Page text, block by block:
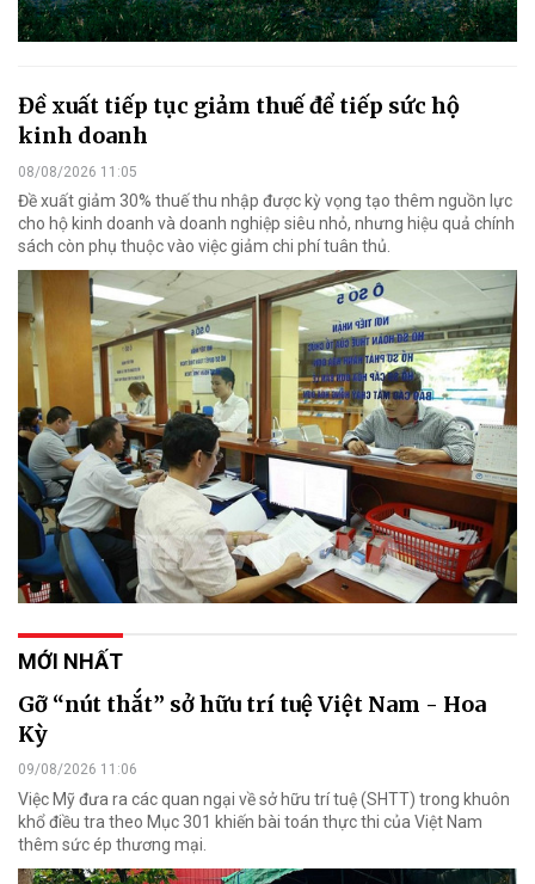
Đề xuất tiếp tục giảm thuế để tiếp sức hộ
kinh doanh
08/08/2026 11:05
Đề xuất giảm 30% thuế thu nhập được kỳ vọng tạo thêm nguồn lực
cho hộ kinh doanh và doanh nghiệp siêu nhỏ, nhưng hiệu quả chính
sách còn phụ thuộc vào việc giảm chi phí tuân thủ.
MỚI NHẤT
Gỡ “nút thắt” sở hữu trí tuệ Việt Nam - Hoa
Kỳ
09/08/2026 11:06
Việc Mỹ đưa ra các quan ngại về sở hữu trí tuệ (SHTT) trong khuôn
khổ điều tra theo Mục 301 khiến bài toán thực thi của Việt Nam
thêm sức ép thương mại.